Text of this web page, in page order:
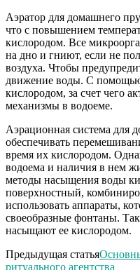
Аэратор для домашнего
что с повышением
кислородом. Все
на дно и гниют, если не
воздуха. Чтобы
движение воды. С помощью
кислородом, за счет чего
механизмы в водоеме.
Аэрационная система для
обеспечивать
время их кислородом.
водоема и наличия в нем
методы насыщения воды
поверхностный,
использовать аппараты,
своеобразные фонтаны.
насыщают ее кислородом.
Предыдущая статья
ритуального агентства